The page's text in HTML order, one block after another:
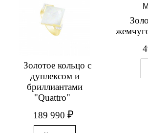
Золотое кольцо с
дуплексом и
бриллиантами
"Quattro"
189 990₽